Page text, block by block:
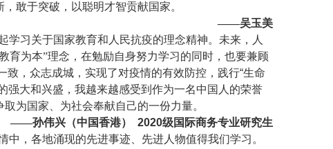
敢于突破，以聪明才智贡献国家。
——吴玉美
习关于国家教育和人民抗疫的理念精神。未来，人
育为本”理念，在勉励自身努力学习的同时，也要兼顾
致，众志成城，实现了对疫情的有效防控，践行“生命
强大和兴盛，我越来越感受到作为一名中国人的荣誉
为国家、为社会奉献自己的一份力量。
——孙伟兴（中国香港）
2020级国际商务专业研究生
，各地涌现的先进事迹、先进人物值得我们学习。